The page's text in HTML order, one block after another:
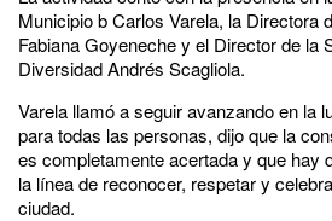
Municipio b Carlos Varela, la Directora
Fabiana Goyeneche y el Director de la
Diversidad Andrés Scagliola.
Varela llamó a seguir avanzando en la
para todas las personas, dijo que la
es completamente acertada y que hay
la línea de reconocer, respetar y
ciudad.